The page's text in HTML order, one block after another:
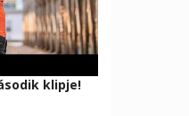
klipje!